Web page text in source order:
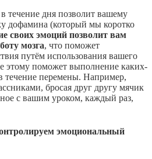
течение дня позволит вашему
дофамина (который мы коротко
своих эмоций позволит вам
мозга, что поможет
путём использования вашего
этому поможет выполнение каких-
течение перемены. Например,
бросая друг другу мячик
с вашим уроком, каждый раз,
эмоциональный